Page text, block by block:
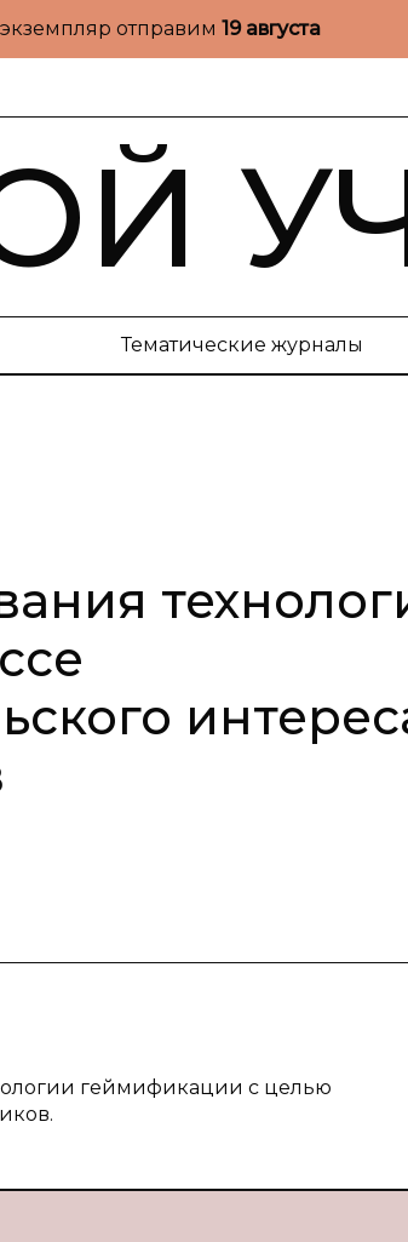
отправим 19 августа
Тематические журналы
геймификации с целью